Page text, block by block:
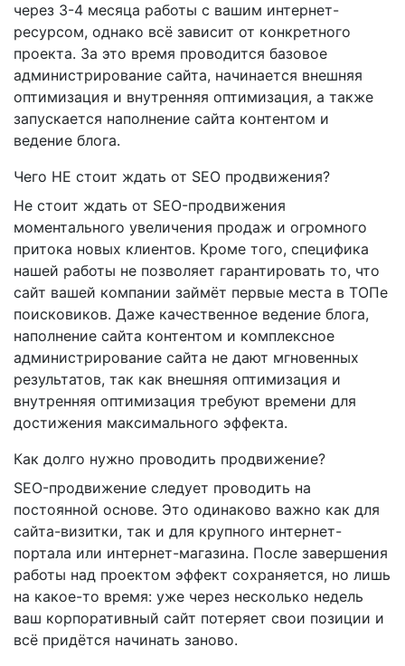
через 3-4 месяца работы с вашим интернет-
ресурсом, однако всё зависит от конкретного
проекта. За это время проводится базовое
администрирование сайта, начинается внешняя
оптимизация и внутренняя оптимизация, а также
запускается наполнение сайта контентом и
ведение блога.
Чего НЕ стоит ждать от SEO продвижения?
Не стоит ждать от SEO-продвижения
моментального увеличения продаж и огромного
притока новых клиентов. Кроме того, специфика
нашей работы не позволяет гарантировать то, что
сайт вашей компании займёт первые места в ТОПе
поисковиков. Даже качественное ведение блога,
наполнение сайта контентом и комплексное
администрирование сайта не дают мгновенных
результатов, так как внешняя оптимизация и
внутренняя оптимизация требуют времени для
достижения максимального эффекта.
Как долго нужно проводить продвижение?
SEO-продвижение следует проводить на
постоянной основе. Это одинаково важно как для
сайта-визитки, так и для крупного интернет-
портала или интернет-магазина. После завершения
работы над проектом эффект сохраняется, но лишь
на какое-то время: уже через несколько недель
ваш корпоративный сайт потеряет свои позиции и
всё придётся начинать заново.